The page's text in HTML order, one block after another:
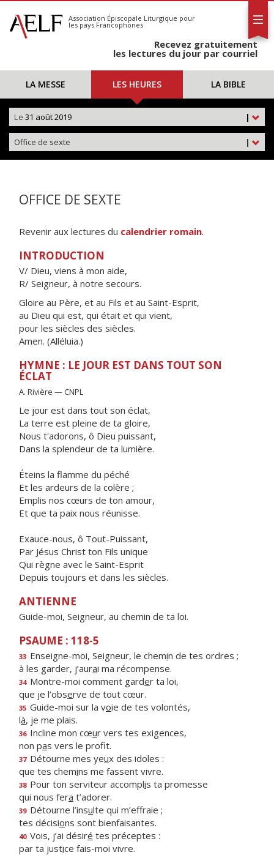
S'abonner
Calendrier
Association Épiscopale Liturgique pour
les pays Francophones
Recevez gratuitement
les lectures du jour par courriel
LA MESSE LES HEURES LA BIBLE
|
Le 31 août 2019
|
Office de sexte
OFFICE DE SEXTE
Revenir aux lectures du calendrier romain.
INTRODUCTION
V/ Dieu, viens à mon aide,
R/ Seigneur, à notre secours.
Gloire au Père, et au Fils et au Saint-Esprit,
au Dieu qui est, qui était et qui vient,
pour les siècles des siècles.
Amen. (Alléluia.)
HYMNE : LE JOUR EST DANS TOUT SON
ÉCLAT
A. Rivière — CNPL
Le jour est dans tout son éclat,
La terre est pleine de ta gloire,
Nous t'adorons, ô Dieu puissant,
Dans la splendeur de ta lumière.
Éteins la flamme du péché
Et les ardeurs de la colère ;
Emplis nos cœurs de ton amour,
Et que ta paix nous réunisse.
Exauce-nous, ô Tout-Puissant,
Par Jésus Christ ton Fils unique
Qui règne avec le Saint-Esprit
Depuis toujours et dans les siècles.
ANTIENNE
Guide-moi, Seigneur, au chemin de ta loi.
PSAUME : 118-5
33 Enseigne-moi, Seigneur, le chemin de tes ordres ;
à les garder, j’aurai ma récompense.
34 Montre-moi comment garder ta loi,
que je l’observe de tout cœur.
35 Guide-moi sur la voie de tes volontés,
là, je me plais.
36 Incline mon cœur vers tes exigences,
non pas vers le profit.
37 Détourne mes yeux des idoles :
que tes chemins me fassent vivre.
38 Pour ton serviteur accomplis ta promesse
qui nous fera t’adorer.
39 Détourne l’insulte qui m’effraie ;
tes décisions sont bienfaisantes.
40 Vois, j’ai désiré tes préceptes :
par ta justice fais-moi vivre.